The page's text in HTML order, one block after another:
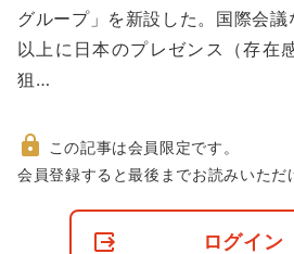
グループ」を新設した。国際会
以上に日本のプレゼンス（存在
狙…
非
この記事は会員限定です。
会員登録すると最後までお読みいただ
ログイン